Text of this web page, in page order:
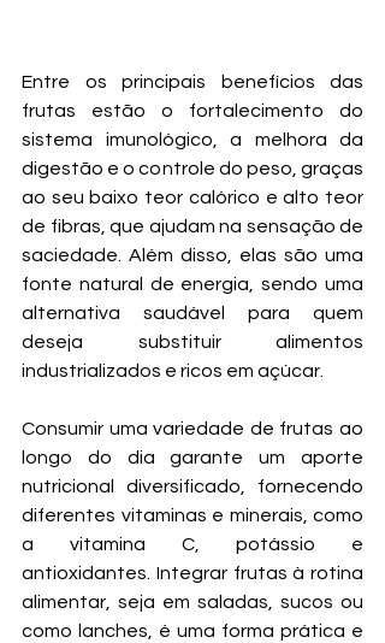
Entre os principais benefícios das
frutas estão o fortalecimento do
sistema imunológico, a melhora da
digestão e o controle do peso, graças
ao seu baixo teor calórico e alto teor
de fibras, que ajudam na sensação de
saciedade. Além disso, elas são uma
fonte natural de energia, sendo uma
alternativa saudável para quem
deseja substituir alimentos
industrializados e ricos em açúcar.
Consumir uma variedade de frutas ao
longo do dia garante um aporte
nutricional diversificado, fornecendo
diferentes vitaminas e minerais, como
a vitamina C, potássio e
antioxidantes. Integrar frutas à rotina
alimentar, seja em saladas, sucos ou
como lanches, é uma forma prática e